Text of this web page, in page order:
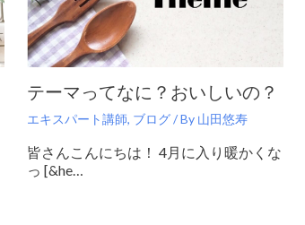
テーマってなに？おいしいの？
エキスパート講師, ブログ/ By 山田悠寿
皆さんこんにちは！ 4月に入り暖かくな
っ [&he…